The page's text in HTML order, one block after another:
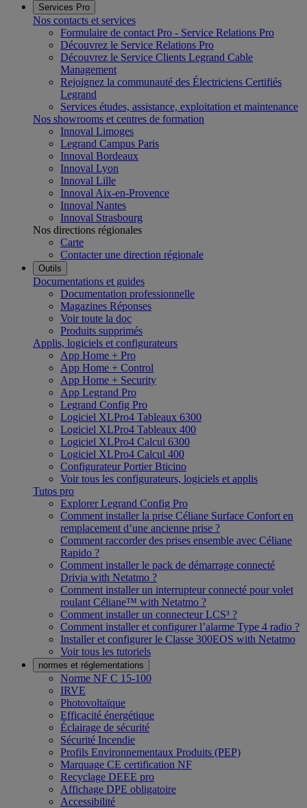
Services Pro
Nos contacts et services
Formulaire de contact Pro - Service Relations Pro
Découvrez le Service Relations Pro
Découvrez le Service Clients Legrand Cable
Management
Rejoignez la communauté des Électriciens Certifiés
Legrand
Services études, assistance, exploitation et maintenance
Nos showrooms et centres de formation
Innoval Limoges
Legrand Campus Paris
Innoval Bordeaux
Innoval Lyon
Innoval Lille
Innoval Aix-en-Provence
Innoval Nantes
Innoval Strasbourg
Nos directions régionales
Carte
Contacter une direction régionale
Outils
Documentations et guides
Documentation professionnelle
Magazines Réponses
Voir toute la doc
Produits supprimés
Applis, logiciels et configurateurs
App Home + Pro
App Home + Control
App Home + Security
App Legrand Pro
Legrand Config Pro
Logiciel XLPro4 Tableaux 6300
Logiciel XLPro4 Tableaux 400
Logiciel XLPro4 Calcul 6300
Logiciel XLPro4 Calcul 400
Configurateur Portier Bticino
Voir tous les configurateurs, logiciels et applis
Tutos pro
Explorer Legrand Config Pro
Comment installer la prise Céliane Surface Confort en
remplacement d’une ancienne prise ?
Comment raccorder des prises ensemble avec Céliane
Rapido ?
Comment installer le pack de démarrage connecté
Drivia with Netatmo ?
Comment installer un interrupteur connecté pour volet
roulant Céliane™ with Netatmo ?
Comment installer un connecteur LCS³ ?
Comment installer et configurer l’alarme Type 4 radio ?
Installer et configurer le Classe 300EOS with Netatmo
Voir tous les tutoriels
normes et réglementations
Norme NF C 15-100
IRVE
Photovoltaïque
Efficacité énergétique
Éclairage de sécurité
Sécurité Incendie
Profils Environnementaux Produits (PEP)
Marquage CE certification NF
Recyclage DEEE pro
Affichage DPE obligatoire
Accessibilité